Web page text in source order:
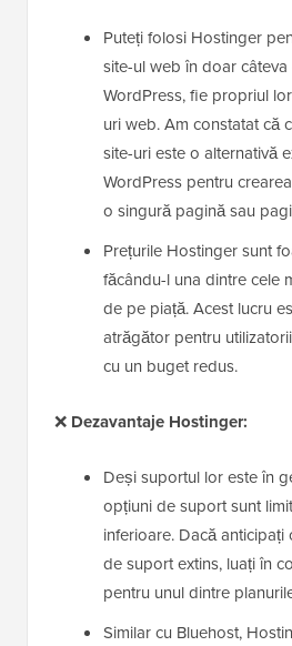
Puteți folosi Hostinger
site-ul web în doar
WordPress, fie propriul
uri web. Am constatat că
site-uri este o alternativă
WordPress pentru
o singură pagină sau
Prețurile Hostinger sunt
făcându-l una dintre cele
de pe piață. Acest lucru
atrăgător pentru
cu un buget redus.
❌ Dezavantaje Hostinger:
Deși suportul lor este în
opțiuni de suport sunt
inferioare. Dacă anticipați
de suport extins, luați în
pentru unul dintre
Similar cu Bluehost,